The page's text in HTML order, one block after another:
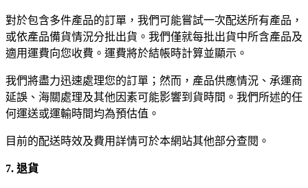
對於包含多件產品的訂單，我們可能嘗試一次配送所有產品，
或依產品備貨情況分批出貨。我們僅就每批出貨中所含產品及
適用運費向您收費。運費將於結帳時計算並顯示。
我們將盡力迅速處理您的訂單；然而，產品供應情況、承運商
延誤、海關處理及其他因素可能影響到貨時間。我們所述的任
何運送或運輸時間均為預估值。
目前的配送時效及費用詳情可於本網站其他部分查閱。
7. 退貨